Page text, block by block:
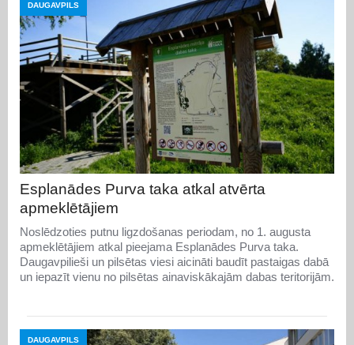
DAUGAVPILS
Esplanādes Purva taka atkal atvērta
apmeklētājiem
Noslēdzoties putnu ligzdošanas periodam, no 1. augusta
apmeklētājiem atkal pieejama Esplanādes Purva taka.
Daugavpilieši un pilsētas viesi aicināti baudīt pastaigas dabā
un iepazīt vienu no pilsētas ainaviskākajām dabas teritorijām.
DAUGAVPILS